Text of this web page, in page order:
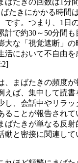
たきにかかる時間
です。つまり、1日
計で約30～50分間
大な「視覚遮断」の
活において不自由
、まばたきの頻度
えば、集中して読書
し、会話中やリラッ
ることが報告され
ばたきが単なる反
動と密接に関連し